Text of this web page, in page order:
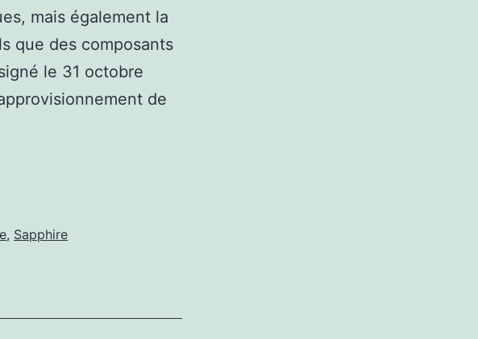
mais également la
que des composants
le 31 octobre
de
, Sapphire